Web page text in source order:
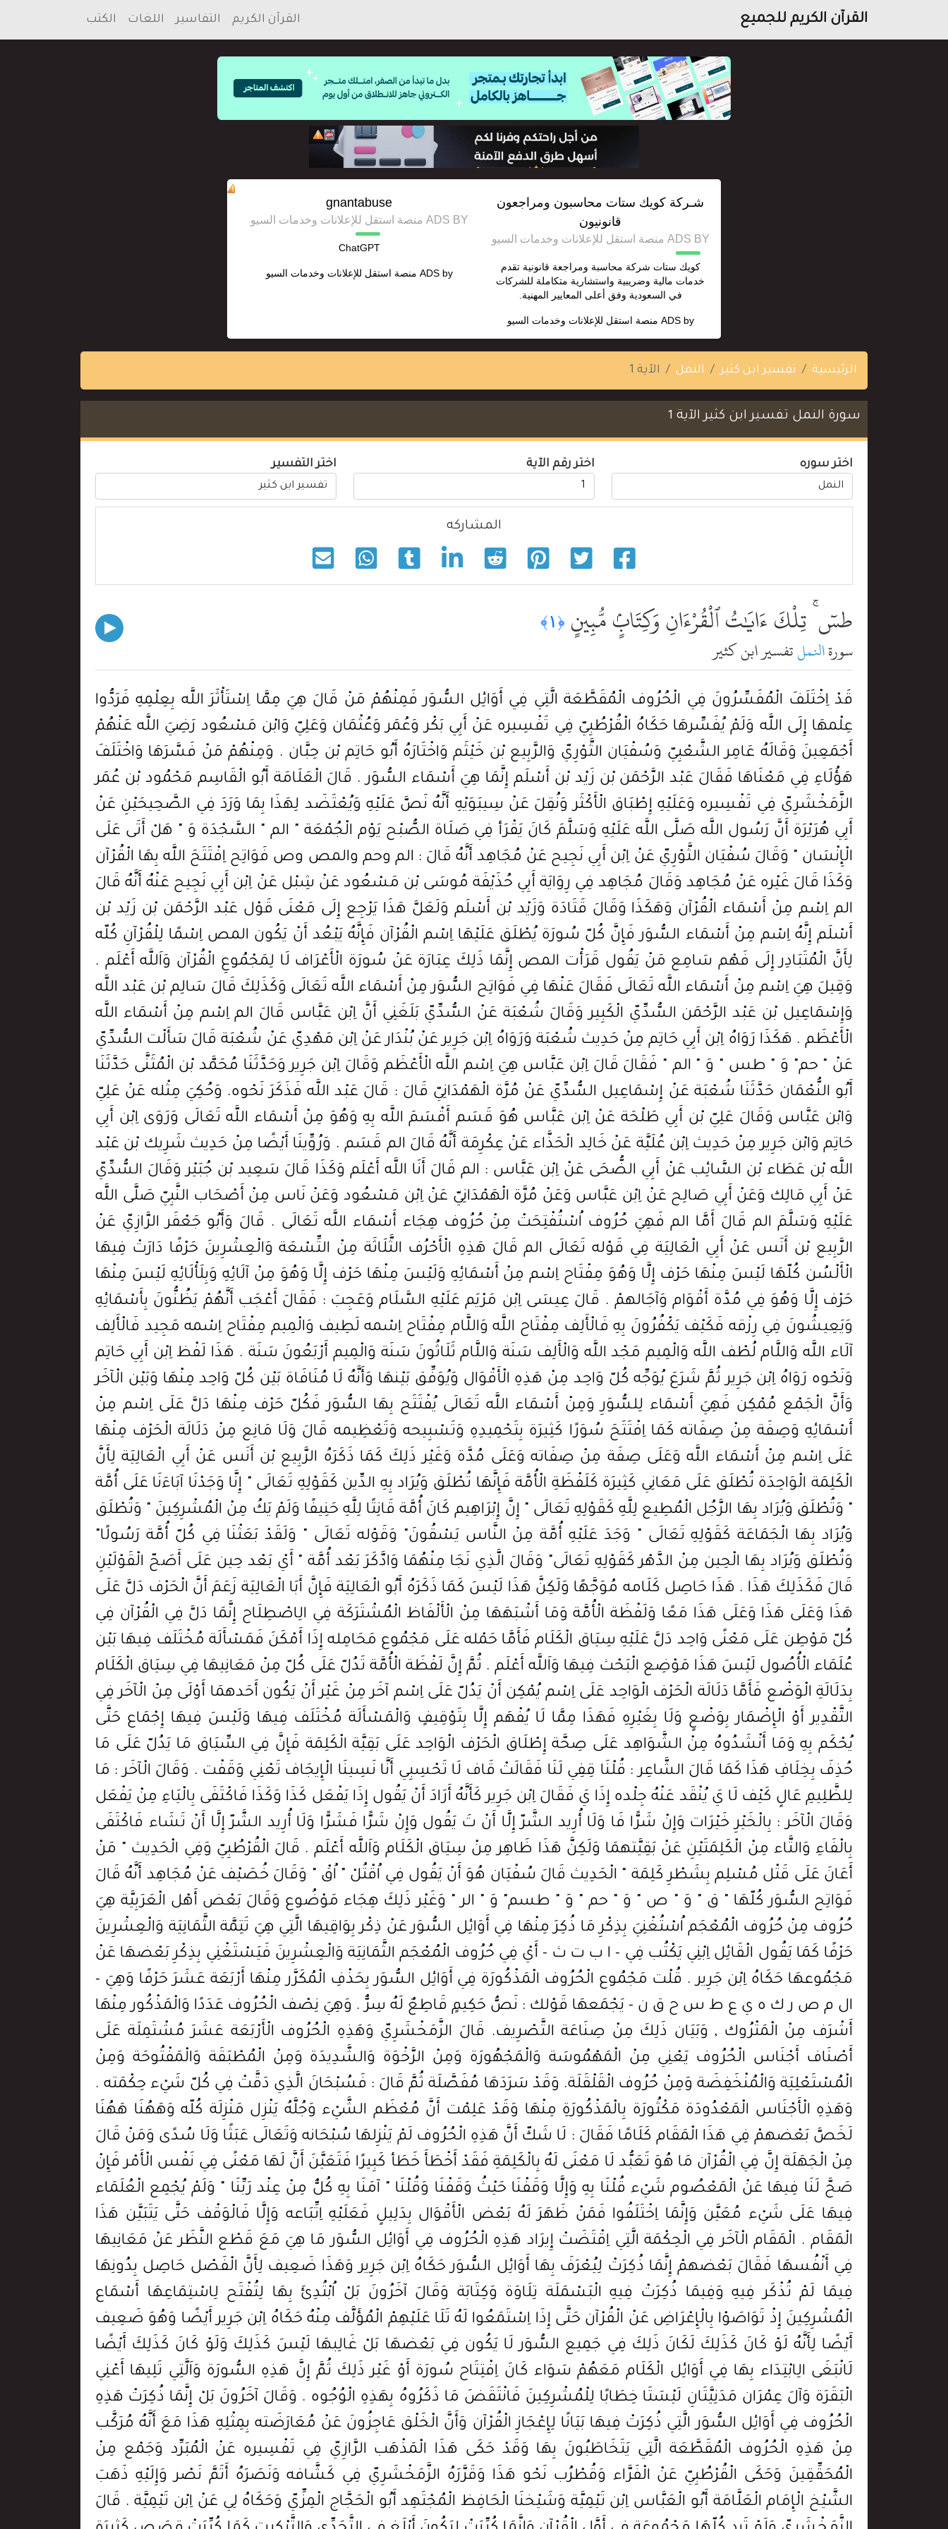
القرآن الكريم للجميع القرآن الكريم التفاسير اللغات الكتب
شـركة كويك ستات محاسبون ومراجعون
قانونيون
ADS BY منصة استقل للإعلانات وخدمات السيو
كويك ستات شركة محاسبة ومراجعة قانونية تقدم
خدمات مالية وضريبية واستشارية متكاملة للشركات
في السعودية وفق أعلى المعايير المهنية.
ADS by منصة استقل للإعلانات وخدمات السيو
gnantabuse
ADS BY منصة استقل للإعلانات وخدمات السيو
ChatGPT
ADS by منصة استقل للإعلانات وخدمات السيو
الرئيسية تفسير ابن كثير النمل الآية 1
سورة النمل تفسير ابن كثير الآية 1
اختر سوره اختر رقم الآية اختر التفسير
المشاركه
طسٓ ۚ تِلْكَ ءَايَٰتُ ٱلْقُرْءَانِ وَكِتَابٍۢ مُّبِينٍ ﴿١﴾
سورةالنملتفسير ابن كثير
قَدْ اِخْتَلَفَ الْمُفَسِّرُونَ فِي الْحُرُوف الْمُقَطَّعَة الَّتِي فِي أَوَائِل السُّوَر فَمِنْهُمْ مَنْ قَالَ هِيَ مِمَّا اِسْتَأْثَرَ اللَّه بِعِلْمِهِ فَرَدُّوا عِلْمهَا إِلَى اللَّه وَلَمْ يُفَسِّرهَا حَكَاهُ الْقُرْطُبِيّ فِي تَفْسِيره عَنْ أَبِي بَكْر وَعُمَر وَعُثْمَان وَعَلِيّ وَابْن مَسْعُود رَضِيَ اللَّه عَنْهُمْ أَجْمَعِينَ وَقَالَهُ عَامِر الشَّعْبِيّ وَسُفْيَان الثَّوْرِيّ وَالرَّبِيع بْن خَيْثَم وَاخْتَارَهُ أَبُو حَاتِم بْن حِبَّان . وَمِنْهُمْ مَنْ فَسَّرَهَا وَاخْتَلَفَ هَؤُلَاءِ فِي مَعْنَاهَا فَقَالَ عَبْد الرَّحْمَن بْن زَيْد بْن أَسْلَم إِنَّمَا هِيَ أَسْمَاء السُّوَر . قَالَ الْعَلَامَة أَبُو الْقَاسِم مَحْمُود بْن عُمَر الزَّمَخْشَرِيّ فِي تَفْسِيره وَعَلَيْهِ إِطْبَاق الْأَكْثَر وَنُقِلَ عَنْ سِيبَوَيْهِ أَنَّهُ نَصَّ عَلَيْهِ وَيُعْتَضَد لِهَذَا بِمَا وَرَدَ فِي الصَّحِيحَيْنِ عَنْ أَبِي هُرَيْرَة أَنَّ رَسُول اللَّه صَلَّى اللَّه عَلَيْهِ وَسَلَّمَ كَانَ يَقْرَأ فِي صَلَاة الصُّبْح يَوْم الْجُمْعَة " الم " السَّجْدَة وَ " هَلْ أَتَى عَلَى الْإِنْسَان " وَقَالَ سُفْيَان الثَّوْرِيّ عَنْ اِبْن أَبِي نَجِيح عَنْ مُجَاهِد أَنَّهُ قَالَ : الم وحم والمص وص فَوَاتِح اِفْتَتَحَ اللَّه بِهَا الْقُرْآن وَكَذَا قَالَ غَيْره عَنْ مُجَاهِد وَقَالَ مُجَاهِد فِي رِوَايَة أَبِي حُذَيْفَة مُوسَى بْن مَسْعُود عَنْ شِبْل عَنْ اِبْن أَبِي نَجِيح عَنْهُ أَنَّهُ قَالَ الم اِسْم مِنْ أَسْمَاء الْقُرْآن وَهَكَذَا وَقَالَ قَتَادَة وَزَيْد بْن أَسْلَم وَلَعَلَّ هَذَا يَرْجِع إِلَى مَعْنَى قَوْل عَبْد الرَّحْمَن بْن زَيْد بْن أَسْلَم إِنَّهُ اِسْم مِنْ أَسْمَاء السُّوَر فَإِنَّ كُلّ سُورَة يُطْلَق عَلَيْهَا اِسْم الْقُرْآن فَإِنَّهُ يَبْعُد أَنْ يَكُون المص اِسْمًا لِلْقُرْآنِ كُلّه لِأَنَّ الْمُتَبَادِر إِلَى فَهْم سَامِع مَنْ يَقُول قَرَأْت المص إِنَّمَا ذَلِكَ عِبَارَة عَنْ سُورَة الْأَعْرَاف لَا لِمَجْمُوعِ الْقُرْآن وَاَللَّه أَعْلَم . وَقِيلَ هِيَ اِسْم مِنْ أَسْمَاء اللَّه تَعَالَى فَقَالَ عَنْهَا فِي فَوَاتِح السُّوَر مِنْ أَسْمَاء اللَّه تَعَالَى وَكَذَلِكَ قَالَ سَالِم بْن عَبْد اللَّه وَإِسْمَاعِيل بْن عَبْد الرَّحْمَن السُّدِّيّ الْكَبِير وَقَالَ شُعْبَة عَنْ السُّدِّيّ بَلَغَنِي أَنَّ اِبْن عَبَّاس قَالَ الم اِسْم مِنْ أَسْمَاء اللَّه الْأَعْظَم . هَكَذَا رَوَاهُ اِبْن أَبِي حَاتِم مِنْ حَدِيث شُعْبَة وَرَوَاهُ اِبْن جَرِير عَنْ بُنْدَار عَنْ اِبْن مَهْدِيّ عَنْ شُعْبَة قَالَ سَأَلْت السُّدِّيّ عَنْ " حم" وَ " طس " وَ " الم " فَقَالَ قَالَ اِبْن عَبَّاس هِيَ اِسْم اللَّه الْأَعْظَم وَقَالَ اِبْن جَرِير وَحَدَّثَنَا مُحَمَّد بْن الْمُثَنَّى حَدَّثَنَا أَبُو النُّعْمَان حَدَّثَنَا شُعْبَة عَنْ إِسْمَاعِيل السُّدِّيّ عَنْ مُرَّة الْهَمْدَانِيّ قَالَ : قَالَ عَبْد اللَّه فَذَكَرَ نَحْوه. وَحُكِيَ مِثْله عَنْ عَلِيّ وَابْن عَبَّاس وَقَالَ عَلِيّ بْن أَبِي طَلْحَة عَنْ اِبْن عَبَّاس هُوَ قَسَم أَقْسَمَ اللَّه بِهِ وَهُوَ مِنْ أَسْمَاء اللَّه تَعَالَى وَرَوَى اِبْن أَبِي حَاتِم وَابْن جَرِير مِنْ حَدِيث اِبْن عُلَيَّة عَنْ خَالِد الْحَذَّاء عَنْ عِكْرِمَة أَنَّهُ قَالَ الم قَسَم . وَرُوِّينَا أَيْضًا مِنْ حَدِيث شَرِيك بْن عَبْد اللَّه بْن عَطَاء بْن السَّائِب عَنْ أَبِي الضُّحَى عَنْ اِبْن عَبَّاس : الم قَالَ أَنَا اللَّه أَعْلَم وَكَذَا قَالَ سَعِيد بْن جُبَيْر وَقَالَ السُّدِّيّ عَنْ أَبِي مَالِك وَعَنْ أَبِي صَالِح عَنْ اِبْن عَبَّاس وَعَنْ مُرَّة الْهَمْدَانِيّ عَنْ اِبْن مَسْعُود وَعَنْ نَاس مِنْ أَصْحَاب النَّبِيّ صَلَّى اللَّه عَلَيْهِ وَسَلَّمَ الم قَالَ أَمَّا الم فَهِيَ حُرُوف اُسْتُفْتِحَتْ مِنْ حُرُوف هِجَاء أَسْمَاء اللَّه تَعَالَى . قَالَ وَأَبُو جَعْفَر الرَّازِيّ عَنْ الرَّبِيع بْن أَنَس عَنْ أَبِي الْعَالِيَة فِي قَوْله تَعَالَى الم قَالَ هَذِهِ الْأَحْرُف الثَّلَاثَة مِنْ التِّسْعَة وَالْعِشْرِينَ حَرْفًا دَارَتْ فِيهَا الْأَلْسُن كُلّهَا لَيْسَ مِنْهَا حَرْف إِلَّا وَهُوَ مِفْتَاح اِسْم مِنْ أَسْمَائِهِ وَلَيْسَ مِنْهَا حَرْف إِلَّا وَهُوَ مِنْ آلَائِهِ وَبِلَأْلَائِهِ لَيْسَ مِنْهَا حَرْف إِلَّا وَهُوَ فِي مُدَّة أَقْوَام وَآجَالهمْ . قَالَ عِيسَى اِبْن مَرْيَم عَلَيْهِ السَّلَام وَعَجِبَ : فَقَالَ أَعْجَب أَنَّهُمْ يَظُنُّونَ بِأَسْمَائِهِ وَيَعِيشُونَ فِي رِزْقه فَكَيْف يَكْفُرُونَ بِهِ فَالْأَلِف مِفْتَاح اللَّه وَاللَّام مِفْتَاح اِسْمه لَطِيف وَالْمِيم مِفْتَاح اِسْمه مَجِيد فَالْأَلِف آلَاء اللَّه وَاللَّام لُطْف اللَّه وَالْمِيم مَجْد اللَّه وَالْأَلِف سَنَة وَاللَّام ثَلَاثُونَ سَنَة وَالْمِيم أَرْبَعُونَ سَنَة . هَذَا لَفْظ اِبْن أَبِي حَاتِم وَنَحْوه رَوَاهُ اِبْن جَرِير ثُمَّ شَرَعَ يُوَجِّه كُلّ وَاحِد مِنْ هَذِهِ الْأَقْوَال وَيُوَفِّق بَيْنهَا وَأَنَّهُ لَا مُنَافَاة بَيْن كُلّ وَاحِد مِنْهَا وَبَيْن الْآخَر وَأَنَّ الْجَمْع مُمْكِن فَهِيَ أَسْمَاء لِلسُّوَرِ وَمِنْ أَسْمَاء اللَّه تَعَالَى يُفْتَتَح بِهَا السُّوَر فَكُلّ حَرْف مِنْهَا دَلَّ عَلَى اِسْم مِنْ أَسْمَائِهِ وَصِفَة مِنْ صِفَاته كَمَا اِفْتَتَحَ سُوَرًا كَثِيرَة بِتَحْمِيدِهِ وَتَسْبِيحه وَتَعْظِيمه قَالَ وَلَا مَانِع مِنْ دَلَالَة الْحَرْف مِنْهَا عَلَى اِسْم مِنْ أَسْمَاء اللَّه وَعَلَى صِفَة مِنْ صِفَاته وَعَلَى مُدَّة وَغَيْر ذَلِكَ كَمَا ذَكَرَهُ الرَّبِيع بْن أَنَس عَنْ أَبِي الْعَالِيَة لِأَنَّ الْكَلِمَة الْوَاحِدَة تُطْلَق عَلَى مَعَانِي كَثِيرَة كَلَفْظَةِ الْأُمَّة فَإِنَّهَا تُطْلَق وَيُرَاد بِهِ الدِّين كَقَوْلِهِ تَعَالَى " إِنَّا وَجَدْنَا آبَاءَنَا عَلَى أُمَّة " وَتُطْلَق وَيُرَاد بِهَا الرَّجُل الْمُطِيع لِلَّهِ كَقَوْلِهِ تَعَالَى " إِنَّ إِبْرَاهِيم كَانَ أُمَّة قَانِتًا لِلَّهِ حَنِيفًا وَلَمْ يَكُ مِنْ الْمُشْرِكِينَ " وَتُطْلَق وَيُرَاد بِهَا الْجَمَاعَة كَقَوْلِهِ تَعَالَى " وَجَدَ عَلَيْهِ أُمَّة مِنْ النَّاس يَسْقُونَ" وَقَوْله تَعَالَى " وَلَقَدْ بَعَثْنَا فِي كُلّ أُمَّة رَسُولًا" وَتُطْلَق وَيُرَاد بِهَا الْحِين مِنْ الدَّهْر كَقَوْلِهِ تَعَالَى" وَقَالَ الَّذِي نَجَا مِنْهُمَا وَادَّكَرَ بَعْد أُمَّة " أَيْ بَعْد حِين عَلَى أَصَحّ الْقَوْلَيْنِ قَالَ فَكَذَلِكَ هَذَا . هَذَا حَاصِل كَلَامه مُوَجَّهًا وَلَكِنَّ هَذَا لَيْسَ كَمَا ذَكَرَهُ أَبُو الْعَالِيَة فَإِنَّ أَبَا الْعَالِيَة زَعَمَ أَنَّ الْحَرْف دَلَّ عَلَى هَذَا وَعَلَى هَذَا وَعَلَى هَذَا مَعًا وَلَفْظَة الْأُمَّة وَمَا أَشْبَهَهَا مِنْ الْأَلْفَاظ الْمُشْتَرَكَة فِي الِاصْطِلَاح إِنَّمَا دَلَّ فِي الْقُرْآن فِي كُلّ مَوْطِن عَلَى مَعْنًى وَاحِد دَلَّ عَلَيْهِ سِيَاق الْكَلَام فَأَمَّا حَمْله عَلَى مَجْمُوع مَحَامِله إِذَا أَمْكَنَ فَمَسْأَلَة مُخْتَلَف فِيهَا بَيْن عُلَمَاء الْأُصُول لَيْسَ هَذَا مَوْضِع الْبَحْث فِيهَا وَاَللَّه أَعْلَم . ثُمَّ إِنَّ لَفْظَة الْأُمَّة تَدُلّ عَلَى كُلّ مِنْ مَعَانِيهَا فِي سِيَاق الْكَلَام بِدَلَالَةِ الْوَضْع فَأَمَّا دَلَالَة الْحَرْف الْوَاحِد عَلَى اِسْم يُمْكِن أَنْ يَدُلّ عَلَى اِسْم آخَر مِنْ غَيْر أَنْ يَكُون أَحَدهمَا أَوْلَى مِنْ الْآخَر فِي التَّقْدِير أَوْ الْإِضْمَار بِوَضْعٍ وَلَا بِغَيْرِهِ فَهَذَا مِمَّا لَا يُفْهَم إِلَّا بِتَوْقِيفٍ وَالْمَسْأَلَة مُخْتَلَف فِيهَا وَلَيْسَ فِيهَا إِجْمَاع حَتَّى يُحْكَم بِهِ وَمَا أَنْشَدُوهُ مِنْ الشَّوَاهِد عَلَى صِحَّة إِطْلَاق الْحَرْف الْوَاحِد عَلَى بَقِيَّة الْكَلِمَة فَإِنَّ فِي السِّيَاق مَا يَدُلّ عَلَى مَا حُذِفَ بِخِلَافِ هَذَا كَمَا قَالَ الشَّاعِر : قُلْنَا قِفِي لَنَا فَقَالَتْ قَاف لَا تَحْسِبِي أَنَّا نَسِينَا الْإِيجَاف تَعْنِي وَقَفْت . وَقَالَ الْآخَر : مَا لِلظَّلِيمِ عَالٍ كَيْف لَا يَ يُنْقَد عَنْهُ جِلْده إِذَا يَ فَقَالَ اِبْن جَرِير كَأَنَّهُ أَرَادَ أَنْ يَقُول إِذَا يَفْعَل كَذَا وَكَذَا فَاكْتَفَى بِالْيَاءِ مِنْ يَفْعَل وَقَالَ الْآخَر : بِالْخَيْرِ خَيْرَات وَإِنْ شَرًّا فَا وَلَا أُرِيد الشَّرّ إِلَّا أَنْ تَ يَقُول وَإِنْ شَرًّا فَشَرًّا وَلَا أُرِيد الشَّرّ إِلَّا أَنْ تَشَاء فَاكْتَفَى بِالْفَاءِ وَالتَّاء مِنْ الْكَلِمَتَيْنِ عَنْ بَقِيَّتهمَا وَلَكِنَّ هَذَا ظَاهِر مِنْ سِيَاق الْكَلَام وَاَللَّه أَعْلَم . قَالَ الْقُرْطُبِيّ وَفِي الْحَدِيث " مَنْ أَعَانَ عَلَى قَتْل مُسْلِم بِشَطْرِ كَلِمَة " الْحَدِيث قَالَ سُفْيَان هُوَ أَنْ يَقُول فِي اُقْتُلْ " اُقْ " وَقَالَ خُصَيْف عَنْ مُجَاهِد أَنَّهُ قَالَ فَوَاتِح السُّوَر كُلّهَا " ق " وَ " ص " وَ " حم " وَ " طسم" وَ " الر " وَغَيْر ذَلِكَ هِجَاء مَوْضُوع وَقَالَ بَعْض أَهْل الْعَرَبِيَّة هِيَ حُرُوف مِنْ حُرُوف الْمُعْجَم اُسْتُغْنِيَ بِذِكْرِ مَا ذُكِرَ مِنْهَا فِي أَوَائِل السُّوَر عَنْ ذِكْر بِوَاقِيهَا الَّتِي هِيَ تَتِمَّة الثَّمَانِيَة وَالْعِشْرِينَ حَرْفًا كَمَا يَقُول الْقَائِل اِبْنِي يَكْتُب فِي - ا ب ت ث - أَيْ فِي حُرُوف الْمُعْجَم الثَّمَانِيَة وَالْعِشْرِينَ فَيَسْتَغْنِي بِذِكْرِ بَعْضهَا عَنْ مَجْمُوعهَا حَكَاهُ اِبْن جَرِير . قُلْت مَجْمُوع الْحُرُوف الْمَذْكُورَة فِي أَوَائِل السُّوَر بِحَذْفِ الْمُكَرَّر مِنْهَا أَرْبَعَة عَشَرَ حَرْفًا وَهِيَ - ال م ص ر ك ه ي ع ط س ح ق ن - يَجْمَعهَا قَوْلك : نَصُّ حَكِيمٍ قَاطِعٌ لَهُ سِرٌّ . وَهِيَ نِصْف الْحُرُوف عَدَدًا وَالْمَذْكُور مِنْهَا أَشْرَف مِنْ الْمَتْرُوك , وَبَيَان ذَلِكَ مِنْ صِنَاعَة التَّصْرِيف. قَالَ الزَّمَخْشَرِيّ وَهَذِهِ الْحُرُوف الْأَرْبَعَة عَشَرَ مُشْتَمِلَة عَلَى أَصْنَاف أَجْنَاس الْحُرُوف يَعْنِي مِنْ الْمَهْمُوسَة وَالْمَجْهُورَة وَمِنْ الرَّخْوَة وَالشَّدِيدَة وَمِنْ الْمُطْبَقَة وَالْمَفْتُوحَة وَمِنْ الْمُسْتَعْلِيَة وَالْمُنْخَفِضَة وَمِنْ حُرُوف الْقَلْقَلَة. وَقَدْ سَرَدَهَا مُفَصَّلَة ثُمَّ قَالَ : فَسُبْحَانَ الَّذِي دَقَّتْ فِي كُلّ شَيْء حِكْمَته . وَهَذِهِ الْأَجْنَاس الْمَعْدُودَة مَكْثُورَة بِالْمَذْكُورَةِ مِنْهَا وَقَدْ عَلِمْت أَنَّ مُعْظَم الشَّيْء وَجُلَّهُ يَنْزِل مَنْزِلَة كُلّه وَهَهُنَا هَهُنَا لَخَصَّ بَعْضهمْ فِي هَذَا الْمَقَام كَلَامًا فَقَالَ : لَا شَكّ أَنَّ هَذِهِ الْحُرُوف لَمْ يَنْزِلهَا سُبْحَانه وَتَعَالَى عَبَثًا وَلَا سُدًى وَمَنْ قَالَ مِنْ الْجَهَلَة إِنَّ فِي الْقُرْآن مَا هُوَ تَعَبُّد لَا مَعْنَى لَهُ بِالْكَلِمَةِ فَقَدْ أَخْطَأَ خَطَأ كَبِيرًا فَتَعَيَّنَ أَنَّ لَهَا مَعْنًى فِي نَفْس الْأَمْر فَإِنْ صَحَّ لَنَا فِيهَا عَنْ الْمَعْصُوم شَيْء قُلْنَا بِهِ وَإِلَّا وَقَفْنَا حَيْثُ وَقَفْنَا وَقُلْنَا " آمَنَا بِهِ كُلٌّ مِنْ عِنْد رَبِّنَا " وَلَمْ يُجْمِع الْعُلَمَاء فِيهَا عَلَى شَيْء مُعَيَّن وَإِنَّمَا اِخْتَلَفُوا فَمَنْ ظَهَرَ لَهُ بَعْض الْأَقْوَال بِدَلِيلٍ فَعَلَيْهِ اِتِّبَاعه وَإِلَّا فَالْوَقْف حَتَّى يَتَبَيَّن هَذَا الْمَقَام . الْمَقَام الْآخَر فِي الْحِكْمَة الَّتِي اِقْتَضَتْ إِيرَاد هَذِهِ الْحُرُوف فِي أَوَائِل السُّوَر مَا هِيَ مَعَ قَطْع النَّظَر عَنْ مَعَانِيهَا فِي أَنْفُسهَا فَقَالَ بَعْضهمْ إِنَّمَا ذُكِرَتْ لِيُعْرَفَ بِهَا أَوَائِل السُّوَر حَكَاهُ اِبْن جَرِير وَهَذَا ضَعِيف لِأَنَّ الْفَصْل حَاصِل بِدُونِهَا فِيمَا لَمْ تُذْكَر فِيهِ وَفِيمَا ذُكِرَتْ فِيهِ الْبَسْمَلَة تِلَاوَة وَكِتَابَة وَقَالَ آخَرُونَ بَلْ اُبْتُدِئَ بِهَا لِتُفْتَح لِاسْتِمَاعِهَا أَسْمَاع الْمُشْرِكِينَ إِذْ تَوَاصَوْا بِ